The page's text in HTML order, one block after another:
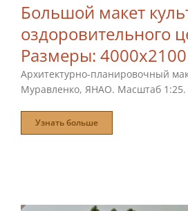
Большой макет
оздоровительного
Размеры:
Архитектурно-планировочный
Муравленко, ЯНАО. Масштаб 1:25.
Узнать больше